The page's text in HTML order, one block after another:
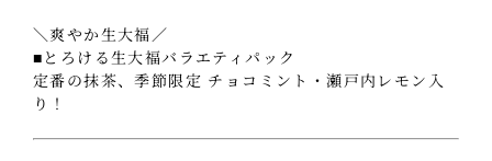
＼爽やか生大福／
■とろける生大福バラエティパック
定番の抹茶、季節限定 チョコミント・瀬戸内レモン入
り！